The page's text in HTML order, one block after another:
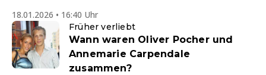
18.01.2026 • 16:40 Uhr
Früher verliebt
Wann waren Oliver Pocher und
Annemarie Carpendale
zusammen?